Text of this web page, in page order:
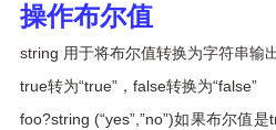
操作布尔值
string 用于将布尔值转换为字符串输
true转为“true”，false转换为“false”
foo?string (“yes”,”no”)如果布尔值